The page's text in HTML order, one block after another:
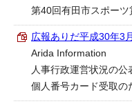
第40回有田市スポーツ
広報ありだ平成30年3
Arida Information
人事行政運営状況の公
個人番号カード受取の